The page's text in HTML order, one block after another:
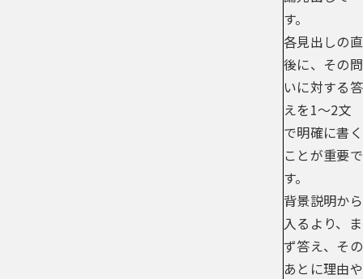
す。
各見出しの直
後に、その問
いに対する答
えを1〜2文
で明確に書く
ことが重要で
す。
背景説明から
入るより、ま
ず答え、その
あとに理由や